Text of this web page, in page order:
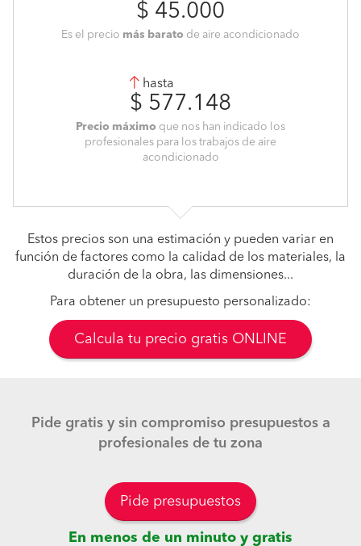
$ 45.000
Es el precio más barato de aire acondicionado
hasta
$ 577.148
Precio máximo que nos han indicado los
profesionales para los trabajos de aire
acondicionado
Estos precios son una estimación y pueden variar en
función de factores como la calidad de los materiales, la
duración de la obra, las dimensiones...
Para obtener un presupuesto personalizado:
Calcula tu precio gratis ONLINE
Pide gratis y sin compromiso presupuestos a
profesionales de tu zona
Pide presupuestos
En menos de un minuto y gratis